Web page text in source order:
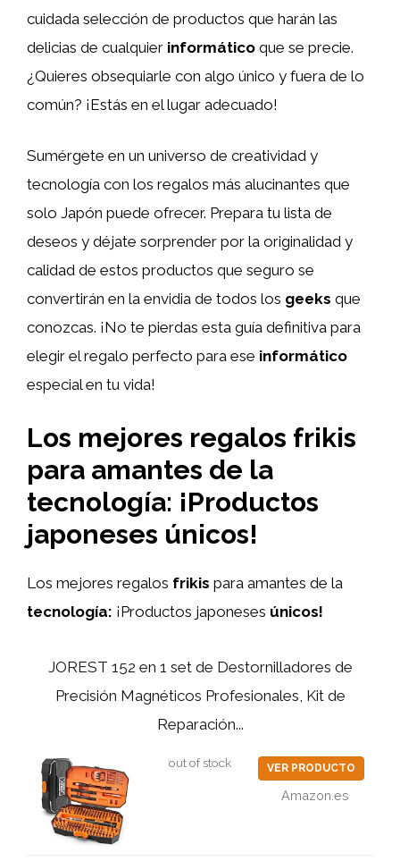
cuidada selección de productos que harán las
delicias de cualquier informático que se precie.
¿Quieres obsequiarle con algo único y fuera de lo
común? ¡Estás en el lugar adecuado!
Sumérgete en un universo de creatividad y
tecnología con los regalos más alucinantes que
solo Japón puede ofrecer. Prepara tu lista de
deseos y déjate sorprender por la originalidad y
calidad de estos productos que seguro se
convertirán en la envidia de todos los geeks que
conozcas. ¡No te pierdas esta guía definitiva para
elegir el regalo perfecto para ese informático
especial en tu vida!
Los mejores regalos frikis
para amantes de la
tecnología: ¡Productos
japoneses únicos!
Los mejores regalos frikis para amantes de la
tecnología: ¡Productos japoneses únicos!
JOREST 152 en 1 set de Destornilladores de
Precisión Magnéticos Profesionales, Kit de
Reparación...
out of stock VER PRODUCTO
Amazon.es